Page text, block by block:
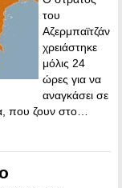
του
Αζερμπαϊτζάν
χρειάστηκε
μόλις 24
ώρες για να
αναγκάσει σε
που ζουν στο…